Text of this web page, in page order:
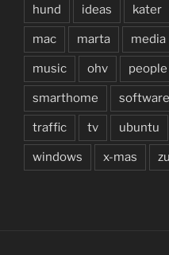
hund ideas kater
mac marta media
music ohv people
smarthome software
traffic tv ubuntu
windows x-mas